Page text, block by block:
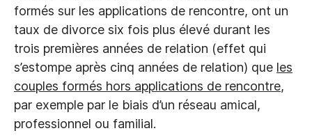
formés sur les applications de rencontre, ont un
taux de divorce six fois plus élevé durant les
trois premières années de relation (effet qui
s’estompe après cinq années de relation) que les
couples formés hors applications de rencontre,
par exemple par le biais d’un réseau amical,
professionnel ou familial.